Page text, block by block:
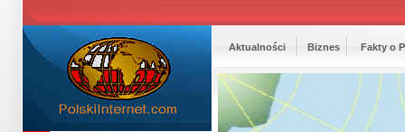
Aktualności Biznes Fakty o